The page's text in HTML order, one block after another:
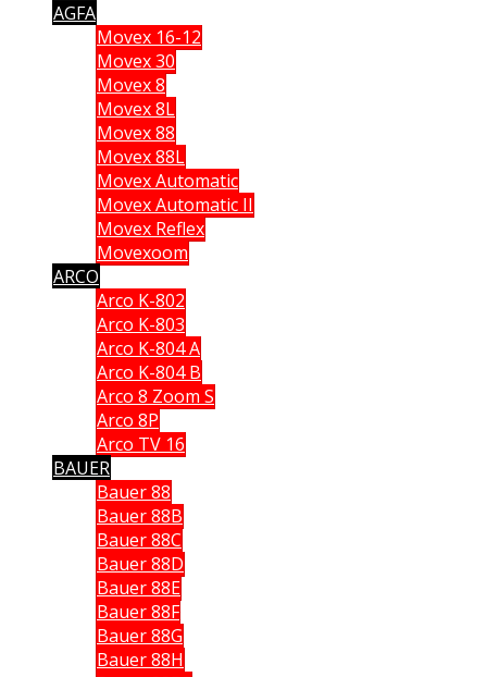
AGFA
Movex 16-12
Movex 30
Movex 8
Movex 8L
Movex 88
Movex 88L
Movex Automatic
Movex Automatic II
Movex Reflex
Movexoom
ARCO
Arco K-802
Arco K-803
Arco K-804 A
Arco K-804 B
Arco 8 Zoom S
Arco 8P
Arco TV 16
BAUER
Bauer 88
Bauer 88B
Bauer 88C
Bauer 88D
Bauer 88E
Bauer 88F
Bauer 88G
Bauer 88H